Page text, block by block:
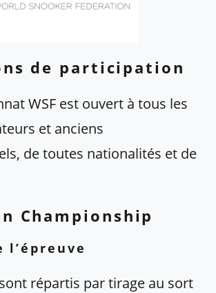
de participation
WSF est ouvert à tous les
et anciens
de toutes nationalités et de
Championship
l’épreuve
répartis par tirage au sort